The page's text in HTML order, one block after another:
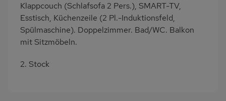
Klappcouch (Schlafsofa 2 Pers.), SMART-TV,
Esstisch, Küchenzeile (2 Pl.-Induktionsfeld,
Spülmaschine). Doppelzimmer. Bad/WC. Balkon
mit Sitzmöbeln.
2. Stock